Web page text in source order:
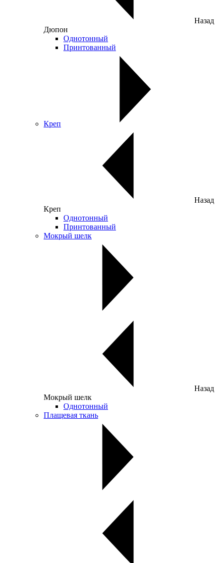
Назад
Дюпон
Однотонный
Принтованный
Креп
Назад
Креп
Однотонный
Принтованный
Мокрый шелк
Назад
Мокрый шелк
Однотонный
Плащевая ткань